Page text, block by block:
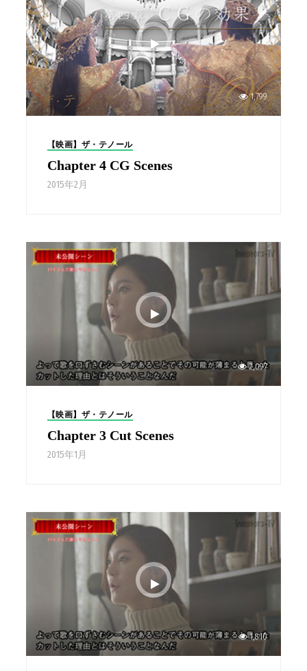
1,799
【映画】ザ・テノール
Chapter 4 CG Scenes
2015年2月
2,097
【映画】ザ・テノール
Chapter 3 Cut Scenes
2015年1月
1,810